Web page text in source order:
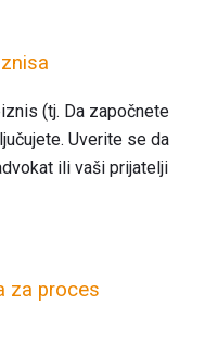
(tj. Da započnete
Uverite se da
ili vaši prijatelji
za proces